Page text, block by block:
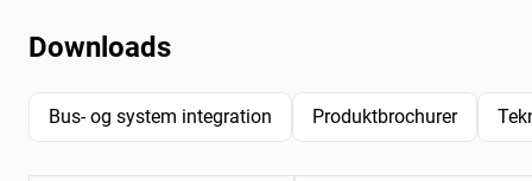
Downloads
Bus- og system integration Produktbrochurer